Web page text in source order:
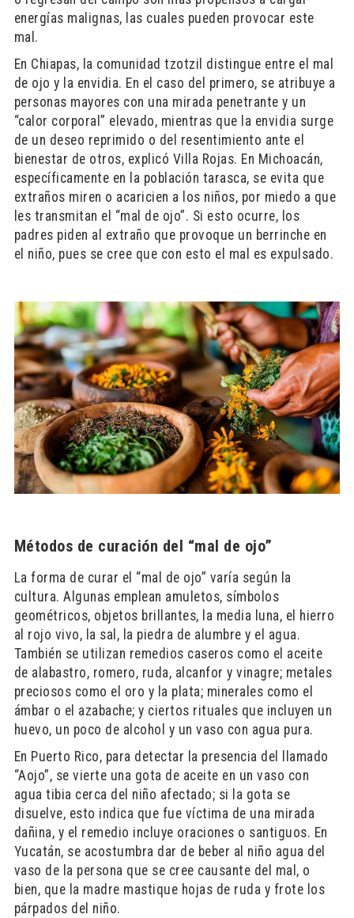
energías malignas, las cuales pueden provocar este
mal.
En Chiapas, la comunidad tzotzil distingue entre el mal
de ojo y la envidia. En el caso del primero, se atribuye a
personas mayores con una mirada penetrante y un
“calor corporal” elevado, mientras que la envidia surge
de un deseo reprimido o del resentimiento ante el
bienestar de otros, explicó Villa Rojas. En Michoacán,
específicamente en la población tarasca, se evita que
extraños miren o acaricien a los niños, por miedo a que
les transmitan el “mal de ojo”. Si esto ocurre, los
padres piden al extraño que provoque un berrinche en
el niño, pues se cree que con esto el mal es expulsado.
Métodos de curación del “mal de ojo”
La forma de curar el “mal de ojo” varía según la
cultura. Algunas emplean amuletos, símbolos
geométricos, objetos brillantes, la media luna, el hierro
al rojo vivo, la sal, la piedra de alumbre y el agua.
También se utilizan remedios caseros como el aceite
de alabastro, romero, ruda, alcanfor y vinagre; metales
preciosos como el oro y la plata; minerales como el
ámbar o el azabache; y ciertos rituales que incluyen un
huevo, un poco de alcohol y un vaso con agua pura.
En Puerto Rico, para detectar la presencia del llamado
“Aojo”, se vierte una gota de aceite en un vaso con
agua tibia cerca del niño afectado; si la gota se
disuelve, esto indica que fue víctima de una mirada
dañina, y el remedio incluye oraciones o santiguos. En
Yucatán, se acostumbra dar de beber al niño agua del
vaso de la persona que se cree causante del mal, o
bien, que la madre mastique hojas de ruda y frote los
párpados del niño.